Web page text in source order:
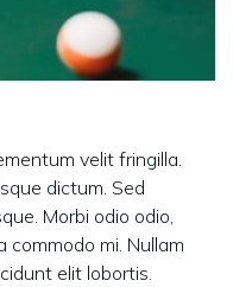
velit fringilla.
dictum. Sed
Morbi odio odio,
commodo mi. Nullam
elit lobortis.